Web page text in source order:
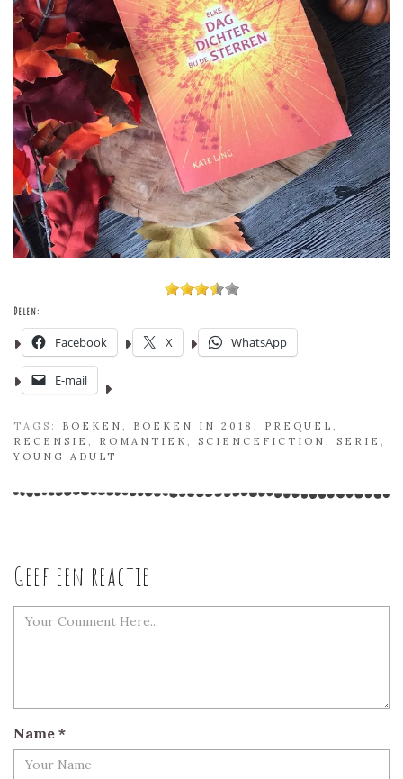
Delen:
Facebook X WhatsApp
E-mail
TAGS: BOEKEN BOEKEN IN 2018 PREQUEL
RECENSIE
ROMANTIEK SCIENCEFICTION SERIE
YOUNG ADULT
Geef een reactie
Name *